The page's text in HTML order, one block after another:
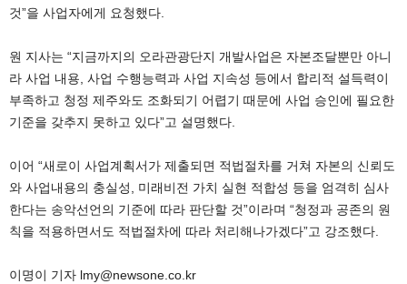
것”을 사업자에게 요청했다.
원 지사는 “지금까지의 오라관광단지 개발사업은 자본조달뿐만 아니
라 사업 내용, 사업 수행능력과 사업 지속성 등에서 합리적 설득력이
부족하고 청정 제주와도 조화되기 어렵기 때문에 사업 승인에 필요한
기준을 갖추지 못하고 있다”고 설명했다.
이어 “새로이 사업계획서가 제출되면 적법절차를 거쳐 자본의 신뢰도
와 사업내용의 충실성, 미래비전 가치 실현 적합성 등을 엄격히 심사
한다는 송악선언의 기준에 따라 판단할 것”이라며 “청정과 공존의 원
칙을 적용하면서도 적법절차에 따라 처리해나가겠다”고 강조했다.
이명이 기자 lmy@newsone.co.kr